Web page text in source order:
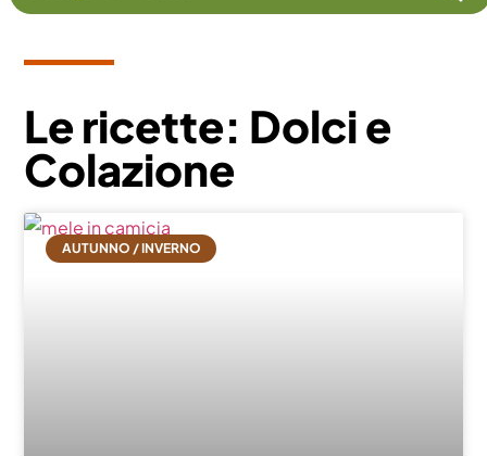
Le ricette: Dolci e
Colazione
AUTUNNO / INVERNO